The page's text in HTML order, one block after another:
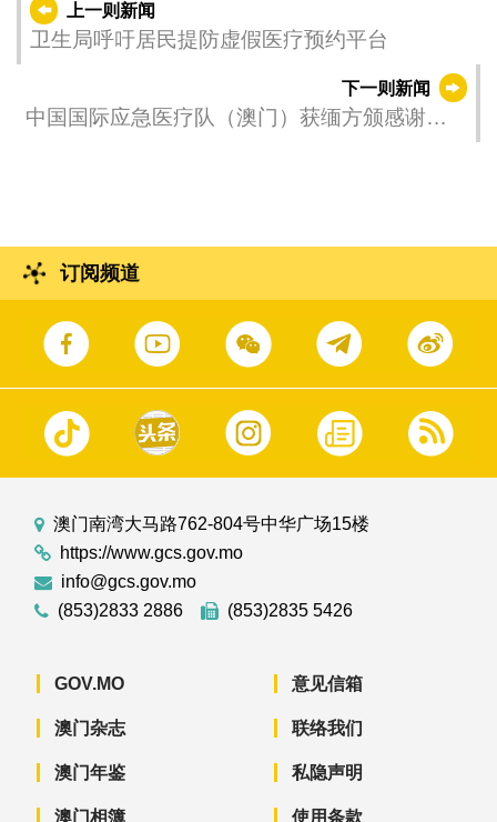
上一则新闻
卫生局呼吁居民提防虚假医疗预约平台
下一则新闻
中国国际应急医疗队（澳门）获缅方颁感谢信
订阅频道
澳门南湾大马路762-804号中华广场15楼
https://www.gcs.gov.mo
info@gcs.gov.mo
(853)2833 2886
(853)2835 5426
GOV.MO
澳门杂志
澳门年鉴
澳门相簿
意见信箱
联络我们
私隐声明
使用条款